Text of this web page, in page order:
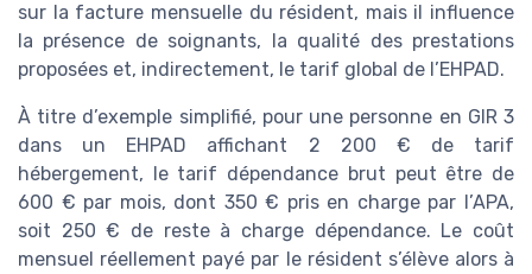
sur la facture mensuelle du résident, mais il influence
la présence de soignants, la qualité des prestations
proposées et, indirectement, le tarif global de l’EHPAD.
À titre d’exemple simplifié, pour une personne en GIR 3
dans un EHPAD affichant 2 200 € de tarif
hébergement, le tarif dépendance brut peut être de
600 € par mois, dont 350 € pris en charge par l’APA,
soit 250 € de reste à charge dépendance. Le coût
mensuel réellement payé par le résident s’élève alors à